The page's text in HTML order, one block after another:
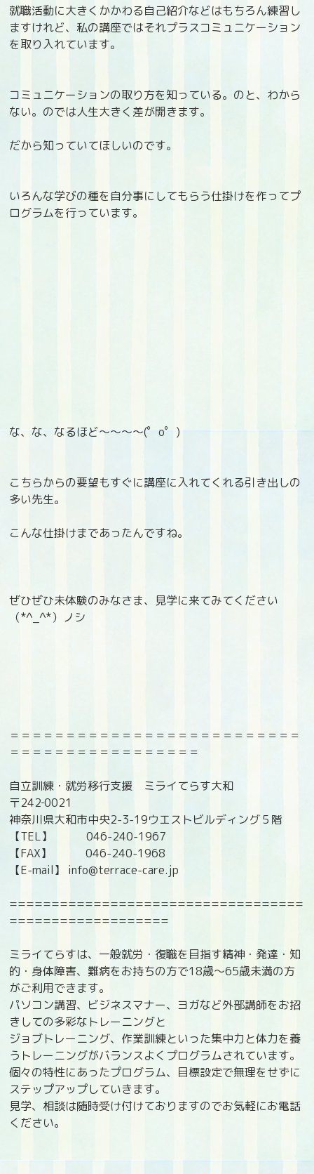
就職活動に大きくかかわる自己紹介などはもちろん練習し
ますけれど、私の講座ではそれプラスコミュニケーション
を取り入れています。
コミュニケーションの取り方を知っている。のと、わから
ない。のでは人生大きく差が開きます。
だから知っていてほしいのです。
いろんな学びの種を自分事にしてもらう仕掛けを作ってプ
ログラムを行っています。
な、な、なるほど～～～～(゜o゜)
こちらからの要望もすぐに講座に入れてくれる引き出しの
多い先生。
こんな仕掛けまであったんですね。
ぜひぜひ未体験のみなさま、見学に来てみてください
（*^_^*）ノシ
＝＝＝＝＝＝＝＝＝＝＝＝＝＝＝＝＝＝＝＝＝＝＝＝＝＝
＝＝＝＝＝＝＝＝＝＝＝＝＝＝＝＝＝
自立訓練・就労移行支援 ミライてらす大和
〒242‐0021
神奈川県大和市中央2-3-19ウエストビルディング５階
【TEL】 046-240-1967
【FAX】 046-240-1968
【E-mail】 info@terrace-care.jp
===================================
===================
ミライてらすは、一般就労・復職を目指す精神・発達・知
的・身体障害、難病をお持ちの方で18歳〜65歳未満の方
がご利用できます。
パソコン講習、ビジネスマナー、ヨガなど外部講師をお招
きしての多彩なトレーニングと
ジョブトレーニング、作業訓練といった集中力と体力を養
うトレーニングがバランスよくプログラムされています。
個々の特性にあったプログラム、目標設定で無理をせずに
ステップアップしていきます。
見学、相談は随時受け付けておりますのでお気軽にお電話
ください。